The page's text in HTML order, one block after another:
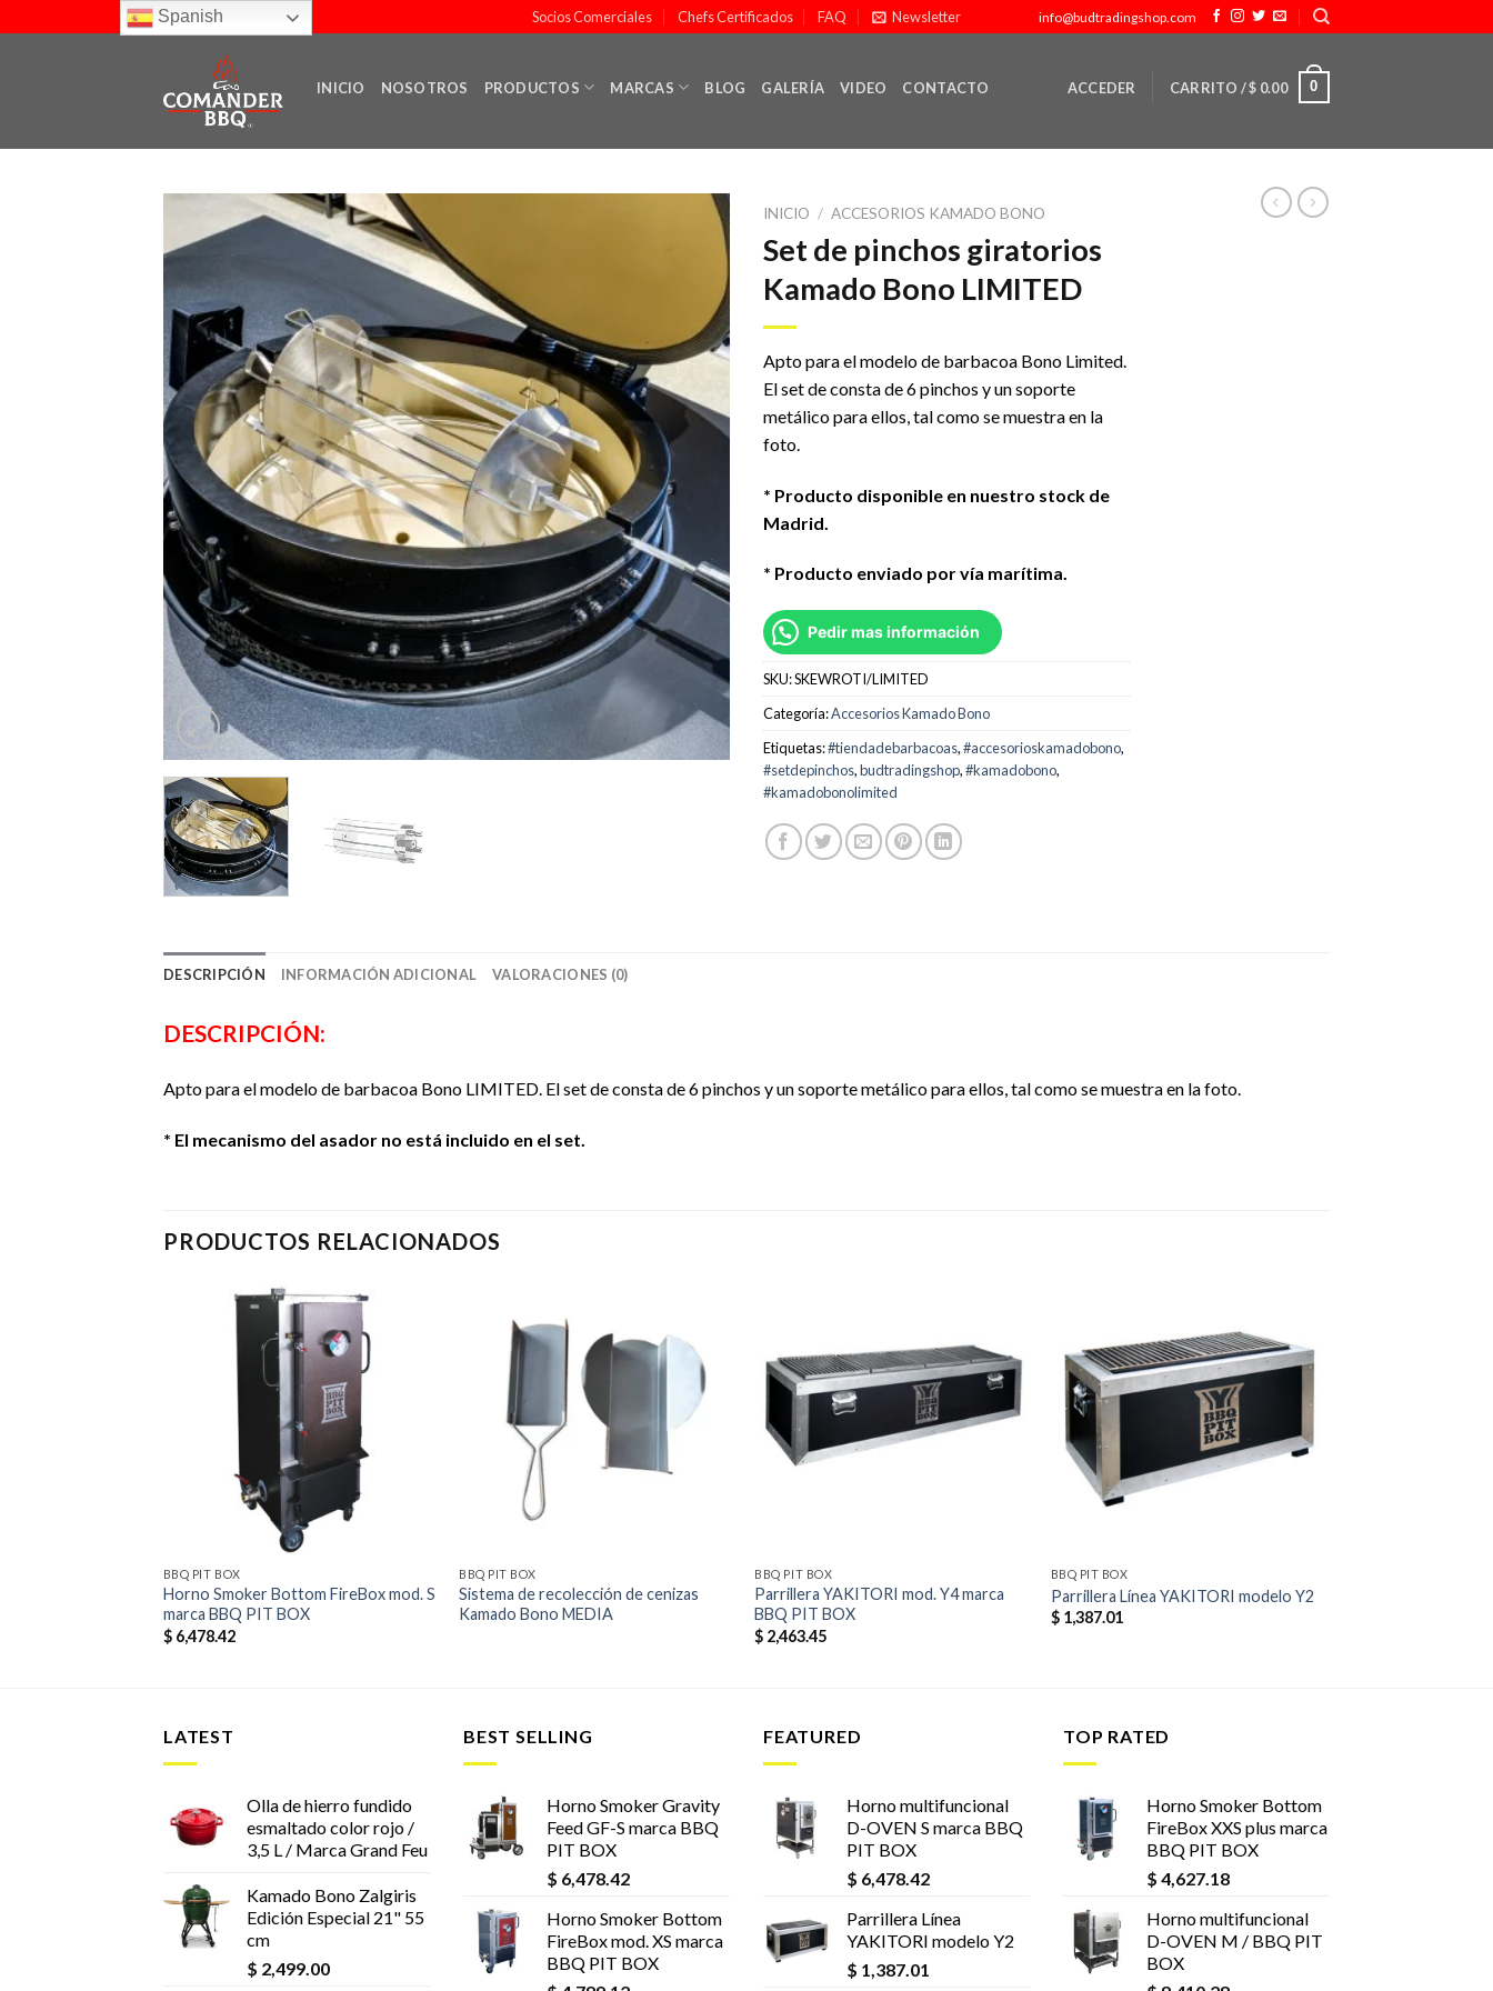
to
Socios Comerciales Chefs Certificados FAQ Newsletter info@budtradingshop.com
INICIO NOSOTROS PRODUCTOS MARCAS BLOG GALERÍA VIDEO CONTACTO ACCEDER CARRITO /$ 0.00 0
a la
lista de
deseos
INICIO / ACCESORIOS KAMADO BONO
Set de pinchos giratorios
Kamado Bono LIMITED
Apto para el modelo de barbacoa Bono Limited.
El set de consta de 6 pinchos y un soporte
metálico para ellos, tal como se muestra en la
foto.
* Producto disponible en nuestro stock de
Madrid.
* Producto enviado por vía marítima.
Pedir mas información
SKU:SKEWROTI/LIMITED
Categoría:Accesorios Kamado Bono
Etiquetas:#tiendadebarbacoas,#accesorioskamadobono,
#setdepinchos,budtradingshop,#kamadobono,
#kamadobonolimited
DESCRIPCIÓN INFORMACIÓN ADICIONAL VALORACIONES (0)
DESCRIPCIÓN:
Apto para el modelo de barbacoa Bono LIMITED. El set de consta de 6 pinchos y un soporte metálico para ellos, tal como se muestra en la foto.
* El mecanismo del asador no está incluido en el set.
PRODUCTOS RELACIONADOS
BBQ PIT BOX
Horno Smoker Bottom FireBox mod. S
marca BBQ PIT BOX
$6,478.42
a la
lista de
BBQ PIT BOX
Sistema de recolección de cenizas
Kamado Bono MEDIA
Añadir
lista de
deseos
BBQ PIT BOX
Parrillera YAKITORI mod. Y4 marca
BBQ PIT BOX
$ 2,463.45
BBQ PIT BOX
Parrillera Línea YAKITORI modelo Y2
$1,387.01
LATEST
Olla de hierro fundido
esmaltado color rojo /
3,5 L / Marca Grand Feu
Kamado Bono Zalgiris
Edición Especial 21" 55
cm
$ 2,499.00
BEST SELLING
Horno Smoker Gravity
Feed GF-S marca BBQ
PIT BOX
$ 6,478.42
Horno Smoker Bottom
FireBox mod. XS marca
BBQ PIT BOX
FEATURED
Horno multifuncional
D-OVEN S marca BBQ
PIT BOX
$ 6,478.42
Parrillera Línea
YAKITORI modelo Y2
$ 1,387.01
TOP RATED
Horno Smoker Bottom
FireBox XXS plus marca
BBQ PIT BOX
$ 4,627.18
Horno multifuncional
D-OVEN M / BBQ PIT
BOX
Spanish